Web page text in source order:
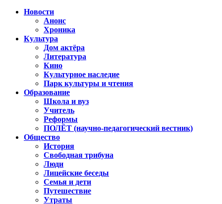
Новости
Анонс
Хроника
Культура
Дом актёра
Литература
Кино
Культурное наследие
Парк культуры и чтения
Образование
Школа и вуз
Учитель
Реформы
ПОЛЁТ (научно-педагогический вестник)
Общество
История
Свободная трибуна
Люди
Лицейские беседы
Семья и дети
Путешествие
Утраты